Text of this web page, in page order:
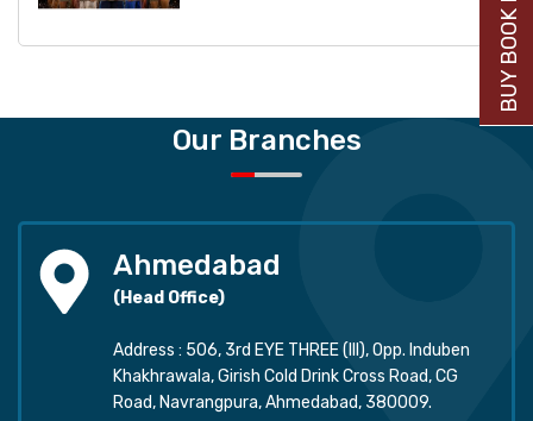
Our Branches
Ahmedabad
(Head Office)
Address : 506, 3rd EYE THREE (III), Opp. Induben
Khakhrawala, Girish Cold Drink Cross Road, CG
Road, Navrangpura, Ahmedabad, 380009.
BUY BOOK NOW